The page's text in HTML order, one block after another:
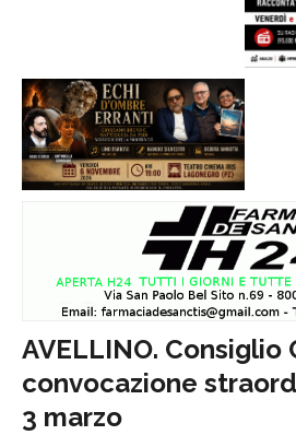
AVELLINO. Consiglio
convocazione
3 marzo